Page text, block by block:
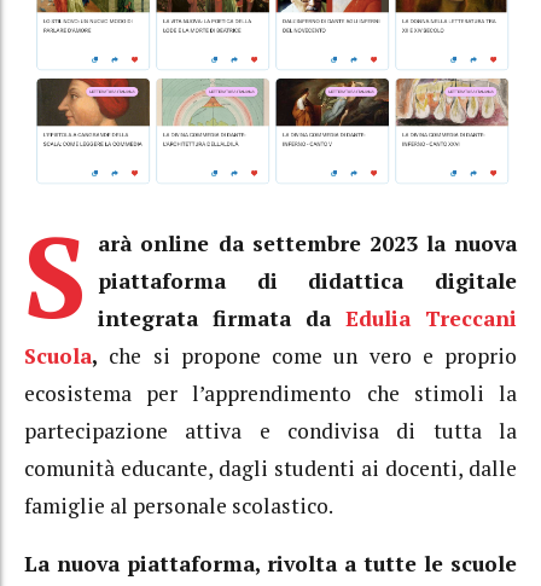
S
arà online da settembre 2023 la nuova
piattaforma di didattica digitale
integrata firmata da Edulia Treccani
Scuola, che si propone come un vero e proprio
ecosistema per l’apprendimento che stimoli la
partecipazione attiva e condivisa di tutta la
comunità educante, dagli studenti ai docenti, dalle
famiglie al personale scolastico.
La nuova piattaforma, rivolta a tutte le scuole